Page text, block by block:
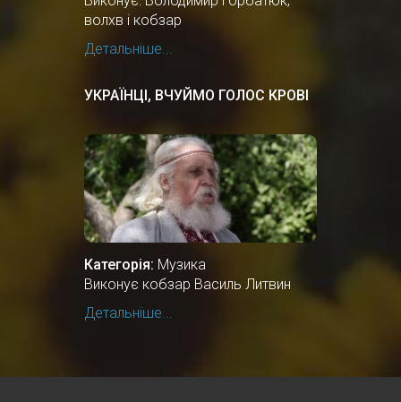
волхв і кобзар
Детальніше...
УКРАЇНЦІ, ВЧУЙМО ГОЛОС КРОВІ
Категорія: Музика
Виконує кобзар Василь Литвин
Детальніше...